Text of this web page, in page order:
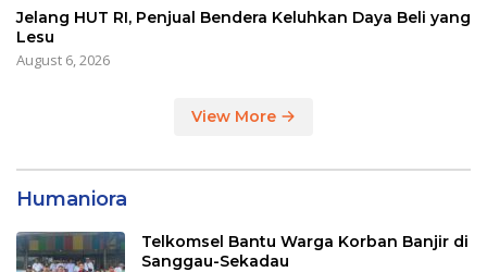
Jelang HUT RI, Penjual Bendera Keluhkan Daya Beli yang
Lesu
August 6, 2026
View More
Humaniora
Telkomsel Bantu Warga Korban Banjir di
Sanggau-Sekadau